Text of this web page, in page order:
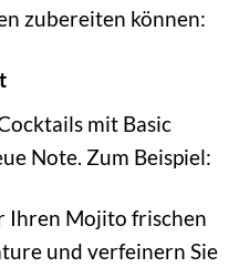
zubereiten können:
mit Basic
Note. Zum Beispiel:
Ihren Mojito frischen
und verfeinern Sie